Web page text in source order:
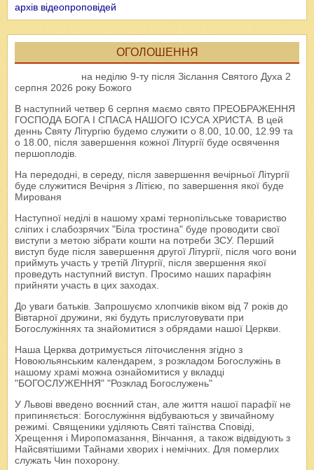
архів відеопроповідей
ОГОЛОШЕННЯ
на неділю 9-ту після Зіслання Святого Духа 2
серпня 2026 року Божого
В наступний четвер 6 серпня маємо свято ПРЕОБРАЖЕННЯ
ГОСПОДА БОГА І СПАСА НАШОГО ІСУСА ХРИСТА. В цей
деннь Святу Літургію будемо служити о 8.00, 10.00, 12.99 та
о 18.00, після завершення кожної Літургії буде освячення
першоплодів.
На передодні, в середу, після завершення вечірньої Літургії
буде служитися Вечірня з Літією, по завершення якої буде
Мированя
Наступної неділі в нашому храмі тернопільське товариство
сліпих і слабозрячих "Біла тростина" буде проводити свої
виступи з метою зібрати кошти на потреби ЗСУ. Перший
виступ буде після завершення другої Літургії, після чого вони
приймуть участь у третій Літургії, після звершення якої
проведуть наступний виступ. Просимо наших парафіян
прийняти участь в цих заходах.
До уваги батьків. Запрошуємо хлопчиків віком від 7 років до
Вівтарної дружини, які будуть прислуговувати при
Богослужіннях та знайомитися з обрядами нашої Церкви.
Наша Церква дотримується літочислення згідно з
Новоюльянським календарем, з розкладом Богослужінь в
нашому храмі можна ознайомитися у вкладці
"БОГОСЛУЖЕННЯ" "Розклад Богослужень"
У Львові введено воєнний стан, але життя нашої парафії не
припиняється: Богослужіння відбуваються у звичайному
режимі. Священики уділяють Святі таїнства Сповіді,
Хрещення і Миропомазання, Вінчання, а також відвідують з
Найсвятішими Тайнами хворих і немічних. Для померлих
служать Чин похорону.